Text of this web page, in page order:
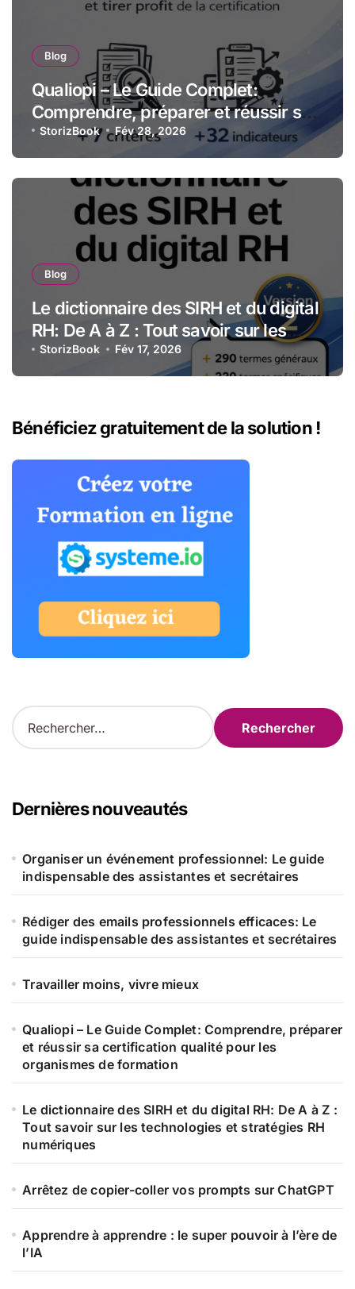
Blog
Qualiopi – Le Guide Complet:
Comprendre, préparer et réussir sa
certification qualité pour les
organismes de formation
StorizBook Fév 28, 2026
Blog
Le dictionnaire des SIRH et du digital
RH: De A à Z : Tout savoir sur les
technologies et stratégies RH
numériques
StorizBook Fév 17, 2026
Bénéficiez gratuitement de la solution !
R
e
r
c
e
Dernières nouveautés
Organiser un événement professionnel: Le guide
indispensable des assistantes et secrétaires
Rédiger des emails professionnels efficaces: Le
guide indispensable des assistantes et secrétaires
Travailler moins, vivre mieux
Qualiopi – Le Guide Complet: Comprendre, préparer
et réussir sa certification qualité pour les
organismes de formation
Le dictionnaire des SIRH et du digital RH: De A à Z :
Tout savoir sur les technologies et stratégies RH
numériques
Arrêtez de copier-coller vos prompts sur ChatGPT
Apprendre à apprendre : le super pouvoir à l’ère de
l’IA